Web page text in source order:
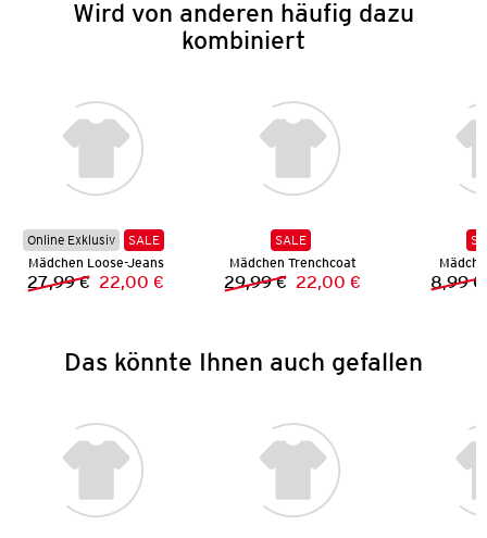
Wird von anderen häufig dazu
kombiniert
Online Exklusiv
SALE
Mädchen Loose-Jeans
Vorheriger Preis:
27,99 € Neuer Preis:
22,00 €
SALE
Mädchen Trenchcoat
Vorheriger Preis:
29,99 € Neuer Preis:
22,00 € 8,99 €
Das könnte Ihnen auch gefallen